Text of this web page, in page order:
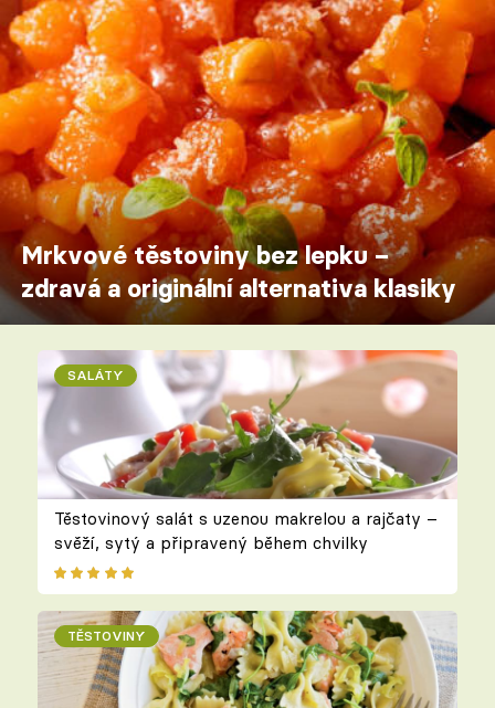
Mrkvové těstoviny bez lepku –
zdravá a originální alternativa klasiky
SALÁTY
Těstovinový salát s uzenou makrelou a rajčaty –
svěží, sytý a připravený během chvilky
TĚSTOVINY